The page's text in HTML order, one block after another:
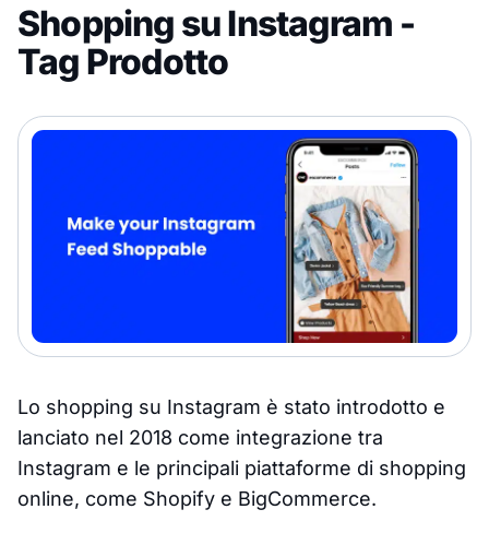
Shopping su Instagram -
Tag Prodotto
Lo shopping su Instagram è stato introdotto e
lanciato nel 2018 come integrazione tra
Instagram e le principali piattaforme di shopping
online, come Shopify e BigCommerce.